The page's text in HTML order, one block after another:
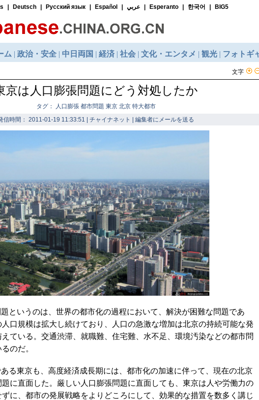
文字
京は人口膨張問題にどう対処したか
タグ： 人口膨張 都市問題 東京 北京 特大都市
信時間： 2011-01-19 11:33:51 | チャイナネット | 編集者にメールを送る
というのは、世界の都市化の過程において、解決が困難な問題であ
口規模は拡大し続けており、人口の急激な増加は北京の持続可能な発
ている。交通渋滞、就職難、住宅難、水不足、環境汚染などの都市問
のだ。
る東京も、高度経済成長期には、都市化の加速に伴って、現在の北京
に直面した。厳しい人口膨張問題に直面しても、東京は人や労働力の
に、都市の発展戦略をよりどころにして、効果的な措置を数多く講じ